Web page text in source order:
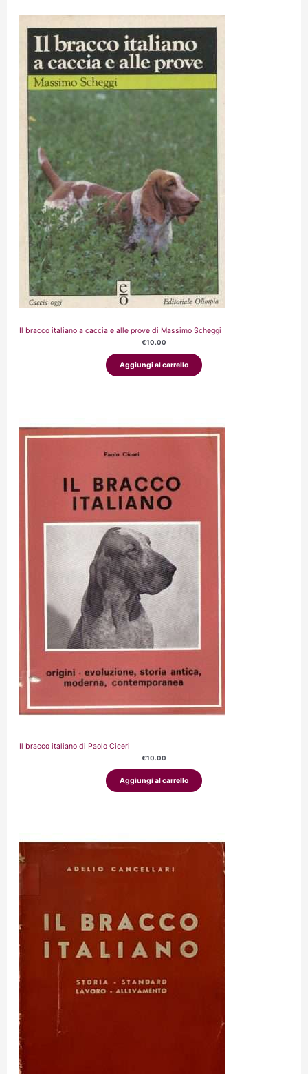
Il bracco italiano a caccia e alle prove di Massimo Scheggi
€10.00
Aggiungi al carrello
Il bracco italiano di Paolo Ciceri
€10.00
Aggiungi al carrello